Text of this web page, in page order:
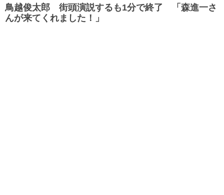
鳥越俊太郎 街頭演説するも1分で終了 「森進一さ
んが来てくれました！」